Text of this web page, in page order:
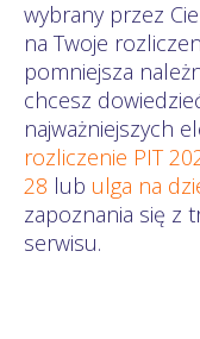
wybrany przez
na Twoje
pomniejsza
chcesz
najważniejszych
rozliczenie PIT
28 lub ulga na
zapoznania się z
serwisu.